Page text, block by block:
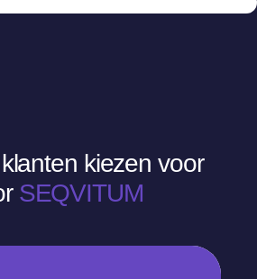
kiezen voor
SEQVITUM